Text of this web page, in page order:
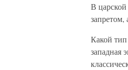
В царской
запретом,
Какой
западная